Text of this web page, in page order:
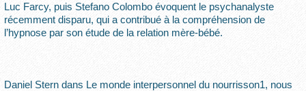
Luc Farcy, puis Stefano Colombo évoquent le psychanalyste
récemment disparu, qui a contribué à la compréhension de
l’hypnose par son étude de la relation mère-bébé.
Daniel Stern dans Le monde interpersonnel du nourrisson1, nous